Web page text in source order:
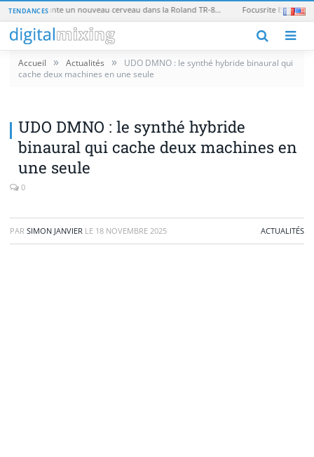
TENDANCES Tubbutec TR-8oh8 : le mod qui transplante un nouveau cerveau dans la Roland TR-808
Accueil » Actualités »
UDO DMNO : le synthé hybride binaural qui
cache deux machines en une seule
UDO DMNO : le synthé hybride
binaural qui cache deux machines en
une seule
0
PAR SIMON JANVIER LE 18 NOVEMBRE 2025 ACTUALITÉS